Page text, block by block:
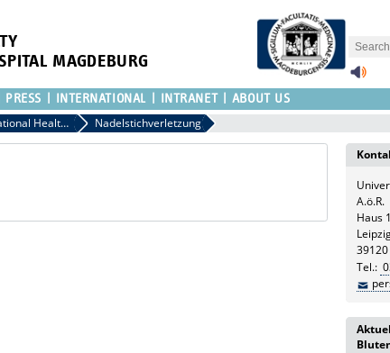
MAGDEBURG
PRESS INTERNATIONAL INTRANET ABOUT US
Occupational Health Service Nadelstichverletzung
A.ö.R.
Haus
Tel.: